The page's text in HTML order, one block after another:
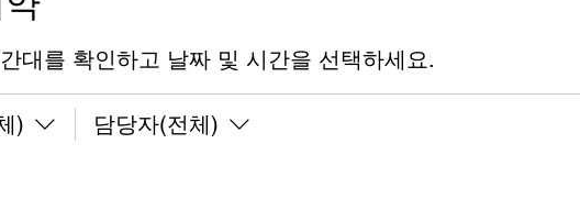
대를 확인하고 날짜 및 시간을 선택하세요.
) 담당자(전체)